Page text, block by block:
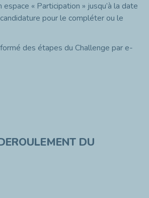
« Participation » jusqu’à la date
pour le compléter ou le
des étapes du Challenge par e-
DU